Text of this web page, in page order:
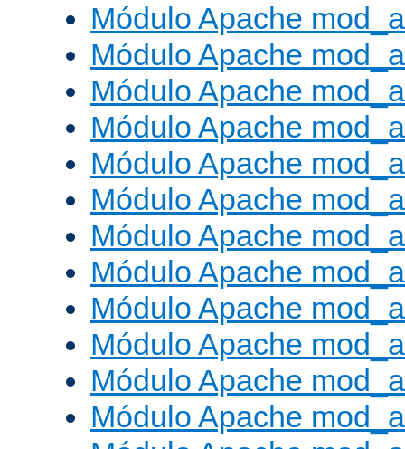
Módulo Apache
Módulo Apache
Módulo Apache
Módulo Apache
Módulo Apache
Módulo Apache
Módulo Apache
Módulo Apache
Módulo Apache
Módulo Apache
Módulo Apache
Módulo Apache